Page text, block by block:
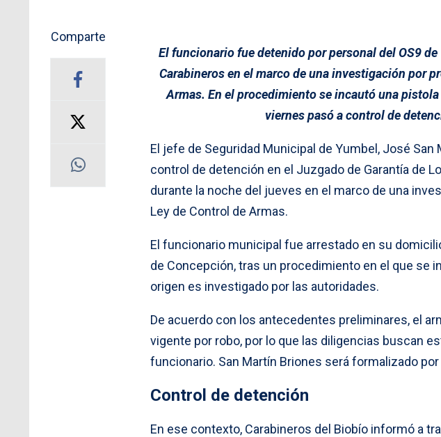
Comparte
El funcionario fue detenido por personal del OS9 de
Carabineros en el marco de una investigación por
Armas. En el procedimiento se incautó una
viernes pasó a control de
El jefe de Seguridad Municipal de Yumbel, José
control de detención en el Juzgado de Garantía de
durante la noche del jueves en el marco de una
Ley de Control de Armas.
El funcionario municipal fue arrestado en su
de Concepción, tras un procedimiento en el que se
origen es investigado por las autoridades.
De acuerdo con los antecedentes preliminares, el
vigente por robo, por lo que las diligencias buscan
funcionario. San Martín Briones será formalizado
Control de detención
En ese contexto, Carabineros del Biobío informó a